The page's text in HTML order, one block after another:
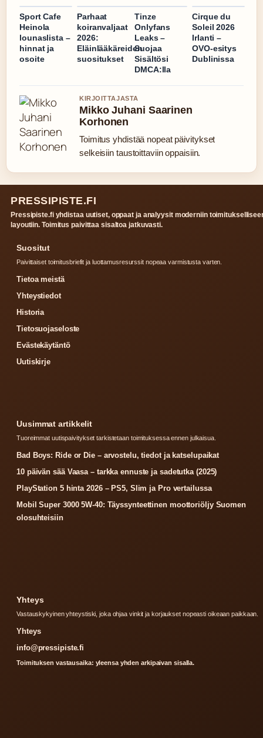
Sport Cafe
Heinola
lounaslista –
hinnat ja
osoite
Parhaat
koiranvaljaat
2026:
Eläinlääkäreiden
suositukset
Tinze
Onlyfans
Leaks –
Suojaa
Sisältösi
DMCA:lla
Cirque du
Soleil 2026
Irlanti –
OVO-esitys
Dublinissa
KIRJOITTAJASTA
Mikko Juhani Saarinen
Korhonen
Toimitus yhdistää nopeat päivitykset
selkeisiin taustoittaviin oppaisiin.
PRESSIPISTE.FI
Pressipiste.fi yhdistaa uutiset, oppaat ja analyysit moderniin
layoutiin. Toimitus paivittaa sisaltoa jatkuvasti.
Suositut
Paivittaiset toimitusbriefit ja luottamusresurssit nopeaa varmistusta varten.
Tietoa meistä
Yhteystiedot
Historia
Tietosuojaseloste
Evästekäytäntö
Uutiskirje
Uusimmat artikkelit
Tuoreimmat uutispaivitykset tarkistetaan toimituksessa ennen julkaisua.
Bad Boys: Ride or Die – arvostelu, tiedot ja katselupaikat
10 päivän sää Vaasa – tarkka ennuste ja sadetutka (2025)
PlayStation 5 hinta 2026 – PS5, Slim ja Pro vertailussa
Mobil Super 3000 5W-40: Täyssynteettinen moottoriöljy Suomen
olosuhteisiin
Yhteys
Vastauskykyinen yhteystiski, joka ohjaa vinkit ja korjaukset nopeasti oikeaan paikkaan.
Yhteys
info@pressipiste.fi
Toimituksen vastausaika: yleensa yhden arkipaivan sisalla.